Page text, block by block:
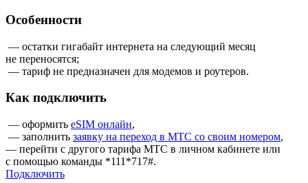
Особенности
— остатки гигабайт интернета на следующий месяц
не переносятся;
— тариф не предназначен для модемов и роутеров.
Как подключить
— оформить eSIM онлайн,
— заполнить заявку на переход в МТС со своим номером,
— перейти с другого тарифа МТС в личном кабинете или
с помощью команды *111*717#.
Подключить